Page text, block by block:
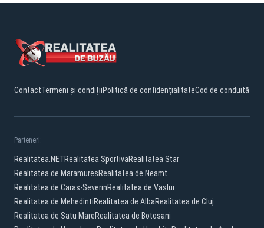
ContactTermeni și condițiiPolitică de confidențialitateCod de conduită
Parteneri:
Realitatea.NETRealitatea SportivaRealitatea Star
Realitatea de MaramuresRealitatea de Neamt
Realitatea de Caras-SeverinRealitatea de Vaslui
Realitatea de MehedintiRealitatea de AlbaRealitatea de Cluj
Realitatea de Satu MareRealitatea de Botosani